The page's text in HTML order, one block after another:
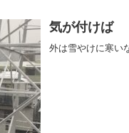
気が付けば
外は雪やけに寒い